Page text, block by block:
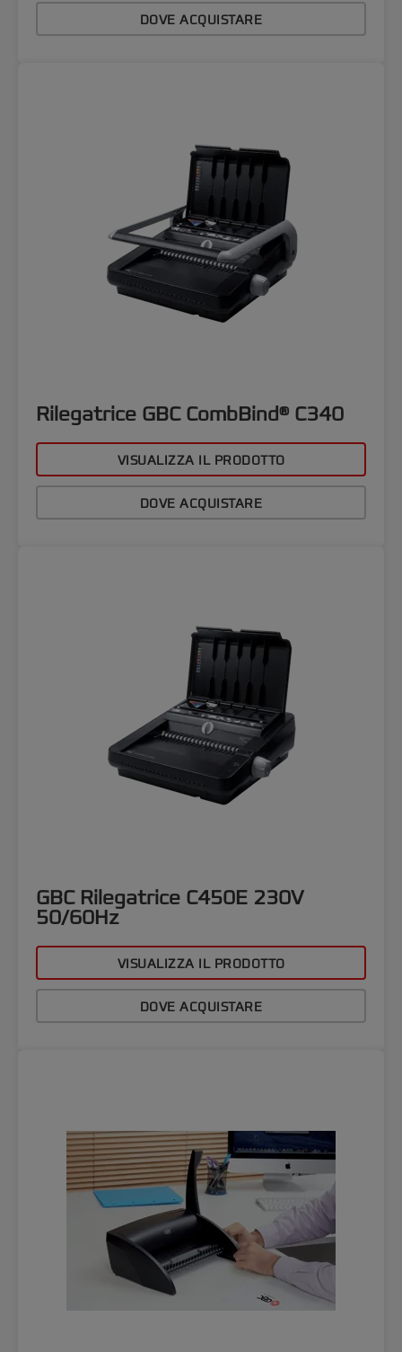
DOVE ACQUISTARE
Rilegatrice GBC CombBind® C340
VISUALIZZA IL PRODOTTO
DOVE ACQUISTARE
GBC Rilegatrice C450E 230V
50/60Hz
VISUALIZZA IL PRODOTTO
DOVE ACQUISTARE